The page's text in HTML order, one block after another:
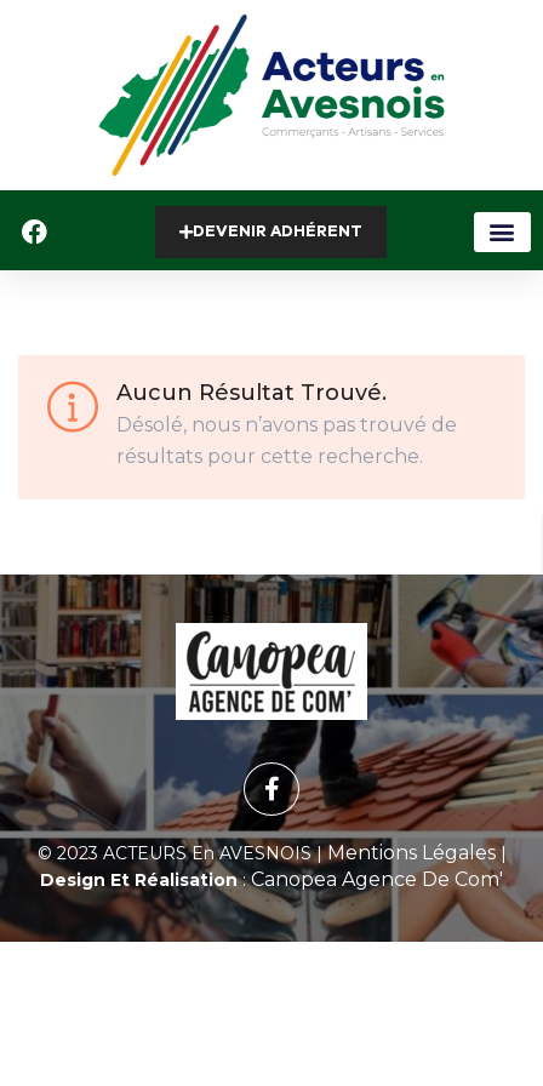
DEVENIR ADHÉRENT
Aucun Résultat Trouvé.
Désolé, nous n’avons pas trouvé de
résultats pour cette recherche.
© 2023 ACTEURS En AVESNOIS |Mentions Légales|
Design Et Réalisation:Canopea Agence De Com'